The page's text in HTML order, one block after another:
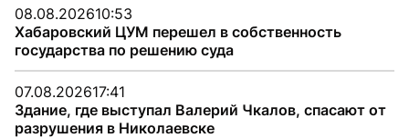
08.08.202610:53
Хабаровский ЦУМ перешел в собственность
государства по решению суда
07.08.202617:41
Здание, где выступал Валерий Чкалов, спасают от
разрушения в Николаевске